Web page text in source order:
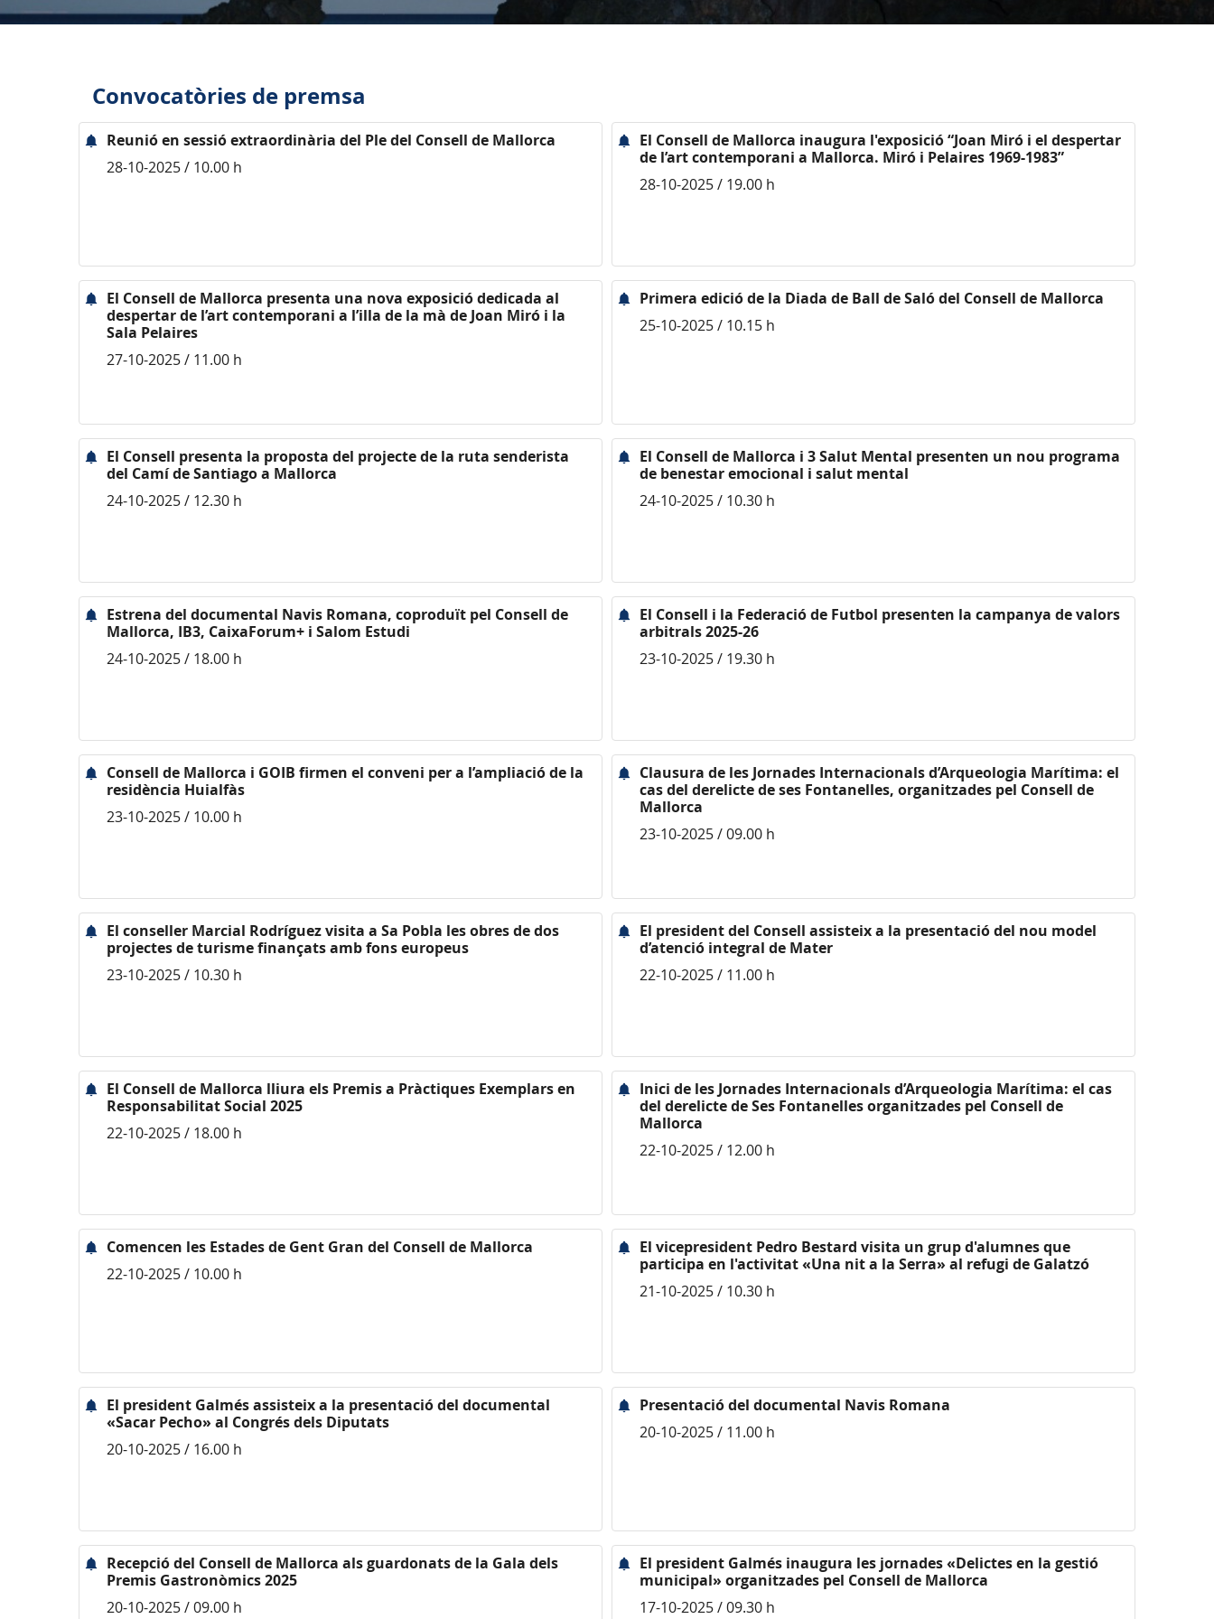
Convocatòries de premsa
Reunió en sessió extraordinària del Ple del Consell de Mallorca
28-10-2025 / 10.00 h
El Consell de Mallorca inaugura l'exposició “Joan Miró i el despertar
de l’art contemporani a Mallorca. Miró i Pelaires 1969-1983”
28-10-2025 / 19.00 h
El Consell de Mallorca presenta una nova exposició dedicada al
despertar de l’art contemporani a l’illa de la mà de Joan Miró i la
Sala Pelaires
27-10-2025 / 11.00 h
Primera edició de la Diada de Ball de Saló del Consell de Mallorca
25-10-2025 / 10.15 h
El Consell presenta la proposta del projecte de la ruta senderista
del Camí de Santiago a Mallorca
24-10-2025 / 12.30 h
El Consell de Mallorca i 3 Salut Mental presenten un nou programa
de benestar emocional i salut mental
24-10-2025 / 10.30 h
Estrena del documental Navis Romana, coproduït pel Consell de
Mallorca, IB3, CaixaForum+ i Salom Estudi
24-10-2025 / 18.00 h
El Consell i la Federació de Futbol presenten la campanya de valors
arbitrals 2025-26
23-10-2025 / 19.30 h
Consell de Mallorca i GOIB firmen el conveni per a l’ampliació de la
residència Huialfàs
23-10-2025 / 10.00 h
Clausura de les Jornades Internacionals d’Arqueologia Marítima: el
cas del derelicte de ses Fontanelles, organitzades pel Consell de
Mallorca
23-10-2025 / 09.00 h
El conseller Marcial Rodríguez visita a Sa Pobla les obres de dos
projectes de turisme finançats amb fons europeus
23-10-2025 / 10.30 h
El president del Consell assisteix a la presentació del nou model
d’atenció integral de Mater
22-10-2025 / 11.00 h
El Consell de Mallorca lliura els Premis a Pràctiques Exemplars en
Responsabilitat Social 2025
22-10-2025 / 18.00 h
Inici de les Jornades Internacionals d’Arqueologia Marítima: el cas
del derelicte de Ses Fontanelles organitzades pel Consell de
Mallorca
22-10-2025 / 12.00 h
Comencen les Estades de Gent Gran del Consell de Mallorca
22-10-2025 / 10.00 h
El vicepresident Pedro Bestard visita un grup d'alumnes que
participa en l'activitat «Una nit a la Serra» al refugi de Galatzó
21-10-2025 / 10.30 h
El president Galmés assisteix a la presentació del documental
«Sacar Pecho» al Congrés dels Diputats
20-10-2025 / 16.00 h
Presentació del documental Navis Romana
20-10-2025 / 11.00 h
Recepció del Consell de Mallorca als guardonats de la Gala dels
Premis Gastronòmics 2025
20-10-2025 / 09.00 h
El president Galmés inaugura les jornades «Delictes en la gestió
municipal» organitzades pel Consell de Mallorca
17-10-2025 / 09.30 h